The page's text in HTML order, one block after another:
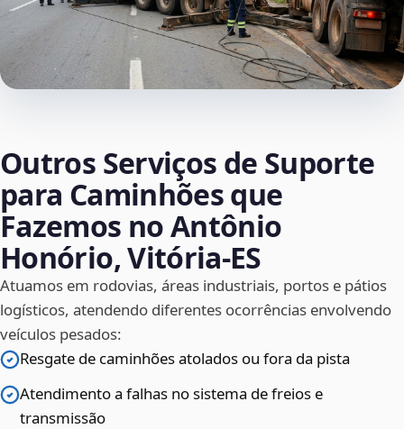
Outros Serviços de Suporte
para Caminhões que
Fazemos no Antônio
Honório, Vitória‑ES
Atuamos em rodovias, áreas industriais, portos e pátios
logísticos, atendendo diferentes ocorrências envolvendo
veículos pesados:
Resgate de caminhões atolados ou fora da pista
Atendimento a falhas no sistema de freios e
transmissão